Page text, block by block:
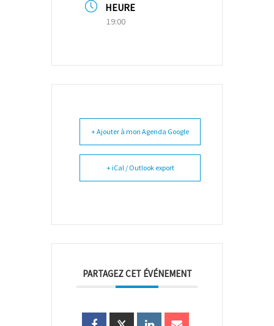
HEURE
19:00
+ Ajouter à mon Agenda Google
+ iCal / Outlook export
PARTAGEZ CET ÉVÉNEMENT